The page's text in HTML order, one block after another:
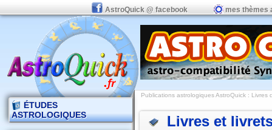
AstroQuick @ facebook mes thèmes
ÉTUDES
ASTROLOGIQUES
Publications astrologiques AstroQuick : Livres
Livres et